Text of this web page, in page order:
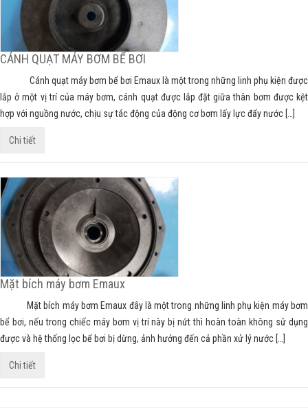
CÁNH QUẠT MÁY BƠM BỂ BƠI
Cánh quạt máy bơm bể bơi Emaux là một trong những linh phụ kiện được
lắp ở một vị trí của máy bơm, cánh quạt được lắp đặt giữa thân bơm được kệt
hợp với nguồng nước, chịu sự tác động của động cơ bơm lấy lực đẩy nước […]
Chi tiết
Mặt bích máy bơm Emaux
Mặt bích máy bơm Emaux đây là một trong những linh phụ kiện máy bơm
bể bơi, nếu trong chiếc máy bơm vị trí này bị nứt thì hoàn toàn không sử dụng
được và hệ thống lọc bể bơi bị dừng, ảnh hưởng đến cả phần xử lý nước […]
Chi tiết